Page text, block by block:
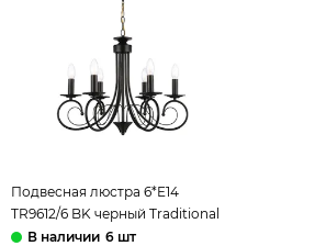
Подвесная люстра 6*E14
TR9612/6 BK черный Traditional
Modern Ambrella
6 шт